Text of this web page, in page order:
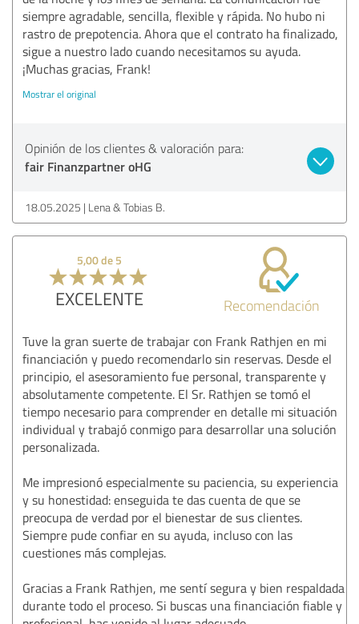
siempre agradable, sencilla, flexible y rápida. No hubo ni
rastro de prepotencia. Ahora que el contrato ha finalizado,
sigue a nuestro lado cuando necesitamos su ayuda.
¡Muchas gracias, Frank!
Mostrar el original
Opinión de los clientes & valoración para:
fair Finanzpartner oHG
18.05.2025 Lena & Tobias B.
5,00 de 5
EXCELENTE Recomendación
Tuve la gran suerte de trabajar con Frank Rathjen en mi
financiación y puedo recomendarlo sin reservas. Desde el
principio, el asesoramiento fue personal, transparente y
absolutamente competente. El Sr. Rathjen se tomó el
tiempo necesario para comprender en detalle mi situación
individual y trabajó conmigo para desarrollar una solución
personalizada.
Me impresionó especialmente su paciencia, su experiencia
y su honestidad: enseguida te das cuenta de que se
preocupa de verdad por el bienestar de sus clientes.
Siempre pude confiar en su ayuda, incluso con las
cuestiones más complejas.
Gracias a Frank Rathjen, me sentí segura y bien respaldada
durante todo el proceso. Si buscas una financiación fiable y